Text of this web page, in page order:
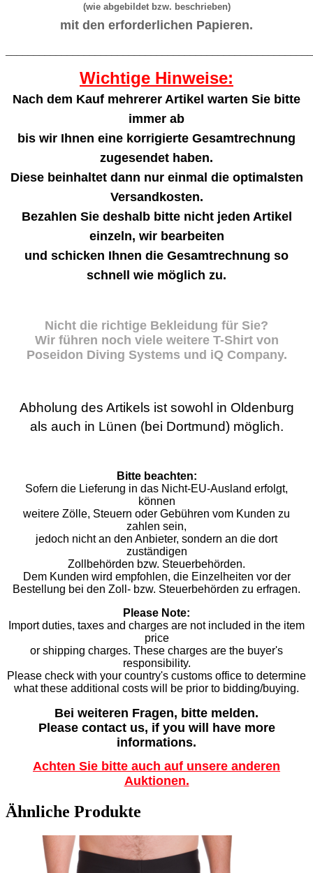
(wie abgebildet bzw. beschrieben)
mit den erforderlichen Papieren.
Wichtige Hinweise:
Nach dem Kauf mehrerer Artikel warten Sie bitte
immer ab
bis wir Ihnen eine korrigierte Gesamtrechnung
zugesendet haben.
Diese beinhaltet dann nur einmal die optimalsten
Versandkosten.
Bezahlen Sie deshalb bitte nicht jeden Artikel
einzeln, wir bearbeiten
und schicken Ihnen die Gesamtrechnung so
schnell wie möglich zu.
Nicht die richtige Bekleidung für Sie?
Wir führen noch viele weitere T-Shirt von
Poseidon Diving Systems und iQ Company.
Abholung des Artikels ist sowohl in Oldenburg
als auch in Lünen (bei Dortmund) möglich.
Bitte beachten:
Sofern die Lieferung in das Nicht-EU-Ausland erfolgt,
können
weitere Zölle, Steuern oder Gebühren vom Kunden zu
zahlen sein,
jedoch nicht an den Anbieter, sondern an die dort
zuständigen
Zollbehörden bzw. Steuerbehörden.
Dem Kunden wird empfohlen, die Einzelheiten vor der
Bestellung bei den Zoll- bzw. Steuerbehörden zu erfragen.
Please Note:
Import duties, taxes and charges are not included in the item
price
or shipping charges. These charges are the buyer's
responsibility.
Please check with your country's customs office to determine
what these additional costs will be prior to bidding/buying.
Bei weiteren Fragen, bitte melden.
Please contact us, if you will have more
informations.
Achten Sie bitte auch auf unsere anderen
Auktionen.
Ähnliche Produkte